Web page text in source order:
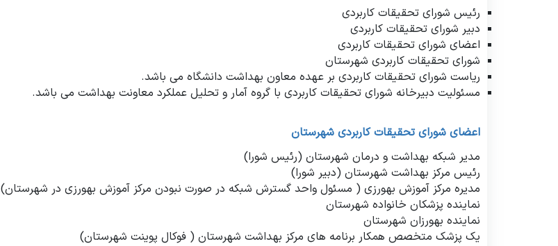
رئیس شورای تحقیقات کاربردی
دبیر شورای تحقیقات کاربردی
اعضای شورای تحقیقات کاربردی
شورای تحقیقات کاربردی شهرستان
ریاست شورای تحقیقات کاربردی بر عهده معاون بهداشت دانشگاه می باشد.
مسئولیت دبیرخانه شورای تحقیقات کاربردی با گروه آمار و تحلیل عملکرد معاونت بهداشت می باشد.
اعضای شورای تحقیقات کاربردی شهرستان
مدیر شبکه بهداشت و درمان شهرستان (رئیس شورا)
رئیس مرکز بهداشت شهرستان (دبیر شورا)
مدیره مرکز آموزش بهورزی ( مسئول واحد گسترش شبکه در صورت نبودن مرکز آموزش بهورزی در شهرستان)
نماینده پزشکان خانواده شهرستان
نماینده بهورزان شهرستان
یک پزشک متخصص همکار برنامه های مرکز بهداشت شهرستان ( فوکال پوینت شهرستان)